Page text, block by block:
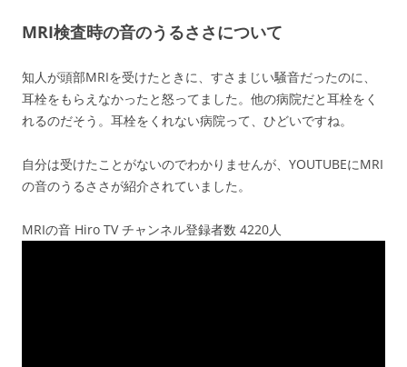
MRI検査時の音のうるささについて
知人が頭部MRIを受けたときに、すさまじい騒音だったのに、
耳栓をもらえなかったと怒ってました。他の病院だと耳栓をく
れるのだそう。耳栓をくれない病院って、ひどいですね。
自分は受けたことがないのでわかりませんが、YOUTUBEにMRI
の音のうるささが紹介されていました。
MRIの音 Hiro TV チャンネル登録者数 4220人